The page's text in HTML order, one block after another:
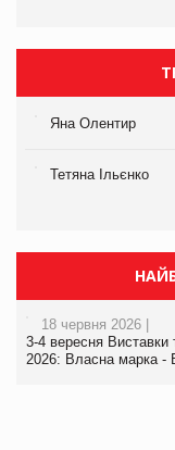
Яна Олентир
Тетяна Ільєнко
18 червня 2026 |
3-4 вересня Виставки
2026: Власна марка -